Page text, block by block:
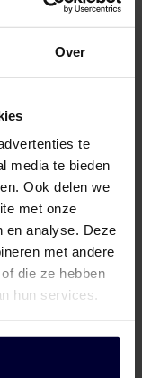
Over
te
media te bieden
Ook delen we
met onze
en analyse. Deze
met andere
die ze hebben
hun services.